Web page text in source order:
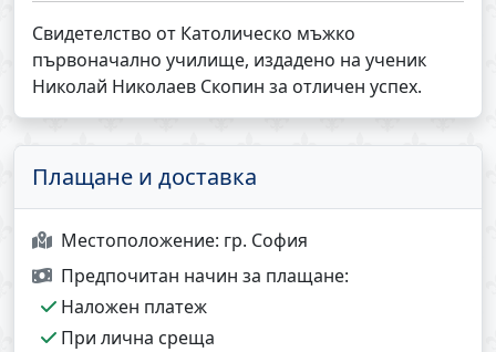
Свидетелство от Католическо мъжко
първоначално училище, издадено на ученик
Николай Николаев Скопин за отличен успех.
Плащане и доставка
Местоположение: гр. София
Предпочитан начин за плащане:
Наложен платеж
При лична среща